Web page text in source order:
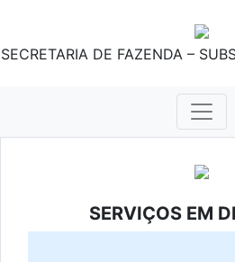
SECRETARIA DE FAZENDA –
SERVIÇOS EM